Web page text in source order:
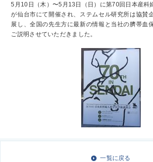
学会・セミナー情報
採用情報
5月10日（木）〜5月13日（日）に第70回日本産科
が仙台市にて開催され、ステムセル研究所は協賛
展し、全国の先生方に最新の情報と当社の臍帯血
ご説明させていただきました。
一覧に戻る